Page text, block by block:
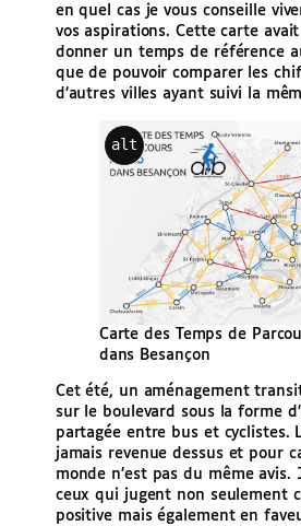
en quel cas je vous conseille
vos aspirations. Cette carte
donner un temps de référence
que de pouvoir comparer les
d’autres villes ayant suivi la
alt
Carte des Temps de
dans Besançon
Cet été, un aménagement
sur le boulevard sous la forme
partagée entre bus et cyclistes.
jamais revenue dessus et pour
monde n’est pas du même
ceux qui jugent non seulement
positive mais également en